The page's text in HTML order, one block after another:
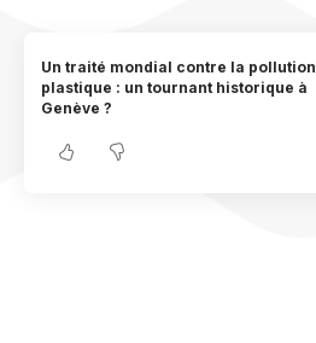
Un traité mondial contre la pollution
plastique : un tournant historique à
Genève ?